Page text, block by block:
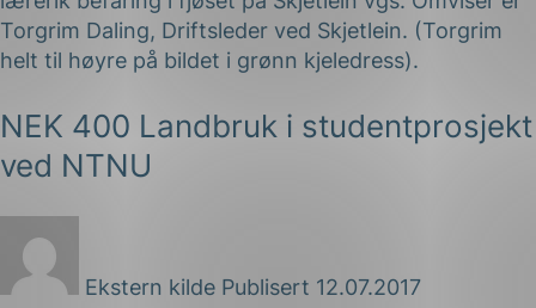
NEK 400 Landbruk i studentprosjekt
ved NTNU
Ekstern kilde Publisert 12.07.2017